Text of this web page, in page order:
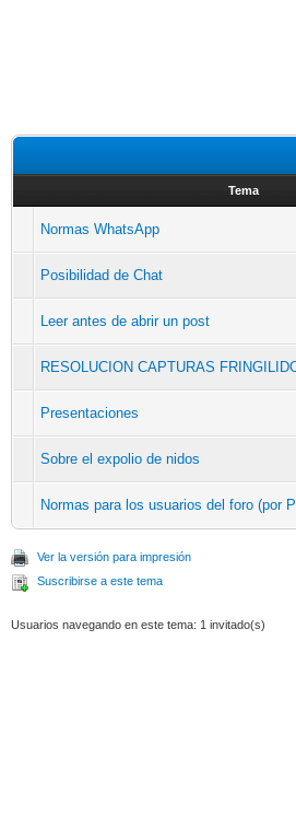
Tema
Normas WhatsApp
Posibilidad de Chat
Leer antes de abrir un post
RESOLUCION CAPTURAS
Presentaciones
Sobre el expolio de nidos
Normas para los usuarios del foro (por
Ver la versión para impresión
Suscribirse a este tema
Usuarios navegando en este tema: 1 invitado(s)